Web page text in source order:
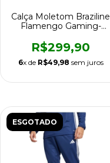
Calça Moletom Braziline
Flamengo Gaming-
R$299,90
6x de R$49,98 sem juros
ESGOTADO